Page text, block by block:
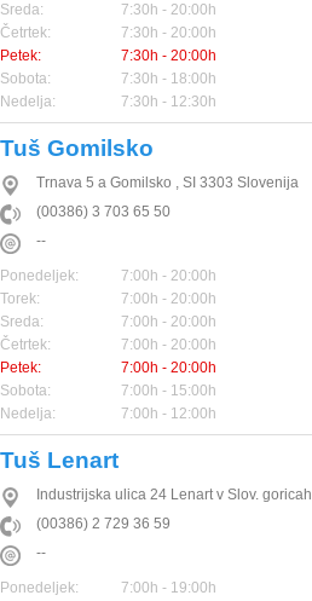
Sreda:
7:30h - 20:00h
Četrtek:
7:30h - 20:00h
Petek:
7:30h - 20:00h
Sobota:
7:30h - 18:00h
Nedelja:
7:30h - 12:30h
Tuš Gomilsko
Trnava 5 a Gomilsko , SI 3303 Slovenija
(00386) 3 703 65 50
--
Ponedeljek:
7:00h - 20:00h
Torek:
7:00h - 20:00h
Sreda:
7:00h - 20:00h
Četrtek:
7:00h - 20:00h
Petek:
7:00h - 20:00h
Sobota:
7:00h - 15:00h
Nedelja:
7:00h - 12:00h
Tuš Lenart
Industrijska ulica 24 Lenart v Slov. goricah
(00386) 2 729 36 59
--
Ponedeljek:
7:00h - 19:00h